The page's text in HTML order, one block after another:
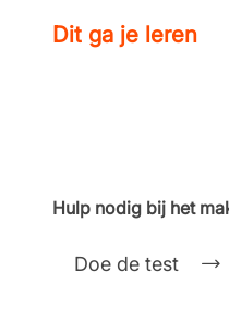
Dit ga je leren
Hulp nodig bij het
Doe de test